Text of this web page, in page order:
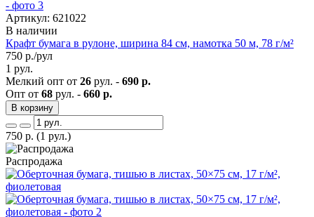
Артикул: 621022
В наличии
Крафт бумага в рулоне, ширина 84 см, намотка 50 м, 78 г/м²
750 р./рул
1 рул.
Мелкий опт от 26 рул. - 690 р.
Опт от 68 рул. - 660 р.
В корзину
750 р. (1 рул.)
Распродажа